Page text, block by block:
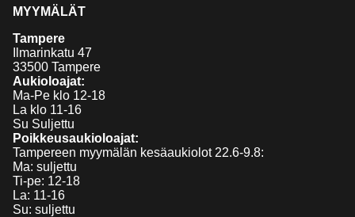
MYYMÄLÄT
Tampere
Ilmarinkatu 47
33500 Tampere
Aukioloajat:
Ma-Pe klo 12-18
La klo 11-16
Su Suljettu
Poikkeusaukioloajat:
Tampereen myymälän kesäaukiolot 22.6-9.8:
Ma: suljettu
Ti-pe: 12-18
La: 11-16
Su: suljettu